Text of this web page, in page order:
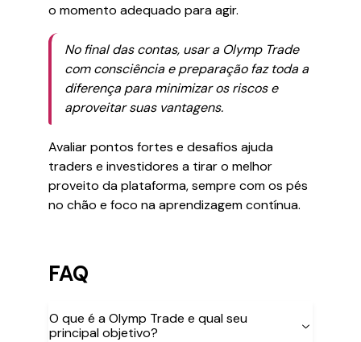
o momento adequado para agir.
No final das contas, usar a Olymp Trade
com consciência e preparação faz toda a
diferença para minimizar os riscos e
aproveitar suas vantagens.
Avaliar pontos fortes e desafios ajuda
traders e investidores a tirar o melhor
proveito da plataforma, sempre com os pés
no chão e foco na aprendizagem contínua.
FAQ
O que é a Olymp Trade e qual seu
principal objetivo?